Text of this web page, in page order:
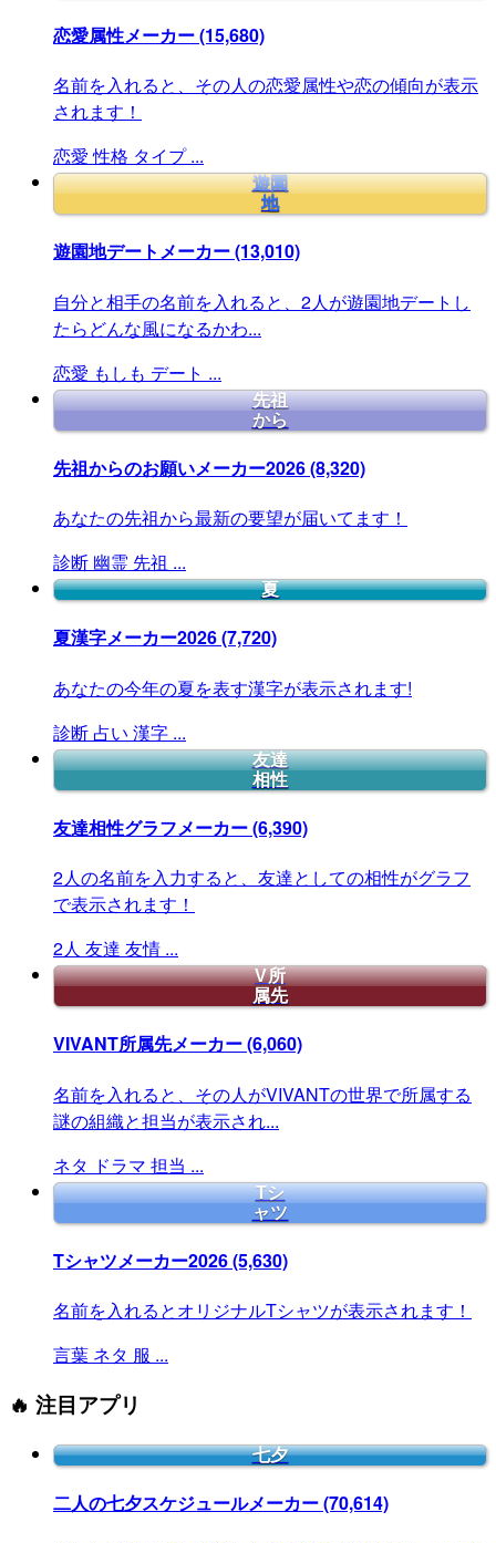
恋愛属性メーカー(15,680)
名前を入れると、その人の恋愛属性や恋の傾向が表示
されます！
恋愛 性格 タイプ ...
遊園
地
遊園地デートメーカー(13,010)
自分と相手の名前を入れると、2人が遊園地デートし
たらどんな風になるかわ...
恋愛 もしも デート ...
先祖
から
先祖からのお願いメーカー2026(8,320)
あなたの先祖から最新の要望が届いてます！
診断 幽霊 先祖 ...
夏
夏漢字メーカー2026(7,720)
あなたの今年の夏を表す漢字が表示されます!
診断 占い 漢字 ...
友達
相性
友達相性グラフメーカー(6,390)
2人の名前を入力すると、友達としての相性がグラフ
で表示されます！
2人 友達 友情 ...
V所
属先
VIVANT所属先メーカー(6,060)
名前を入れると、その人がVIVANTの世界で所属する
謎の組織と担当が表示され...
ネタ ドラマ 担当 ...
Tシ
ャツ
Tシャツメーカー2026(5,630)
名前を入れるとオリジナルTシャツが表示されます！
言葉 ネタ 服 ...
🔥 注目アプリ
七夕
二人の七夕スケジュールメーカー(70,614)